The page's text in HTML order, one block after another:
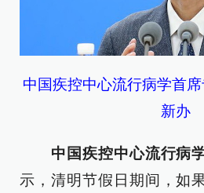
中国疾控中心流行病学首
新办
中国疾控中心流行病
示，清明节假日期间，如